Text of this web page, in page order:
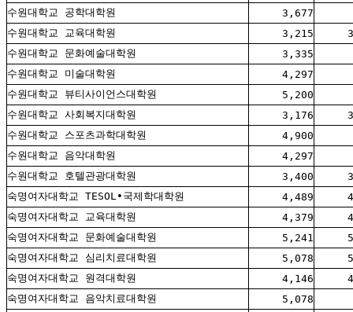
수원대학교 공학대학원
3,677
수원대학교 교육대학원
3,215
수원대학교 문화예술대학원
3,335
수원대학교 미술대학원
4,297
수원대학교 뷰티사이언스대학원
5,200
수원대학교 사회복지대학원
3,176
수원대학교 스포츠과학대학원
4,900
수원대학교 음악대학원
4,297
수원대학교 호텔관광대학원
3,400
숙명여자대학교 TESOL∙국제학대학원
4,489
숙명여자대학교 교육대학원
4,379
숙명여자대학교 문화예술대학원
5,241
숙명여자대학교 심리치료대학원
5,078
숙명여자대학교 원격대학원
4,146
숙명여자대학교 음악치료대학원
5,078